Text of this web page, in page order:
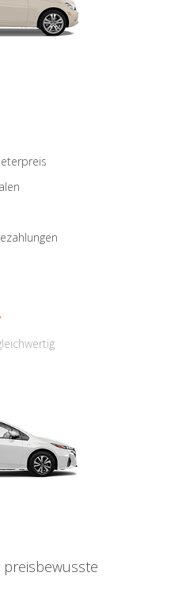
preisbewusste